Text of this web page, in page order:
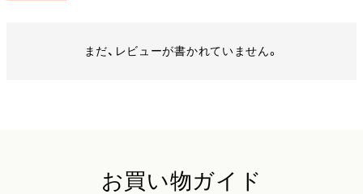
まだ、レビューが書かれていません。
お買い物ガイド